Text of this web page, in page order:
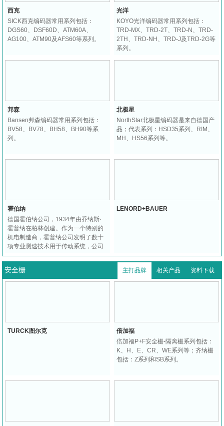
西克
SICK西克编码器常用系列包括：
DGS60、DSF60D、ATM60A、
AG100、ATM90及AFS60等系列。
光洋
KOYO光洋编码器常用系列包括：
TRD-MX、TRD-2T、TRD-N、TRD-
2TH、TRD-NH、TRD-J及TRD-2G等
系列。
邦森
Bansen邦森编码器常用系列包括：
BV58、BV78、BH58、BH90等系
列。
北极星
NorthStar北极星编码器是来自德国产
品；代表系列：HSD35系列、RIM、
MH、HS56系列等。
霍伯纳
德国霍伯纳公司，1934年由乔纳斯·
霍普纳在柏林创建。作为一个特别的
机电制造商，霍普纳公司发明了数十
项专业测速技术用于传动系统，公司
最著名的产品为HUNBER编码器，如
感器、编码器制造商。
LENORD+BAUER
安全栅 主打品牌 相关产品 资料下载
TURCK图尔克
倍加福
倍加福P+F安全栅-隔离栅系列包括：
K、H、E、CR、WE系列等；齐纳栅
包括：Z系列和SB系列。